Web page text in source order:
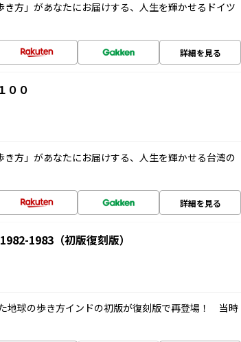
方」があなたにお届けする、人生を輝かせるドイツ
詳細を見る
００
方」があなたにお届けする、人生を輝かせる台湾の
詳細を見る
1983（初版復刻版）
地球の歩き方インドの初版が復刻版で再登場！ 当時